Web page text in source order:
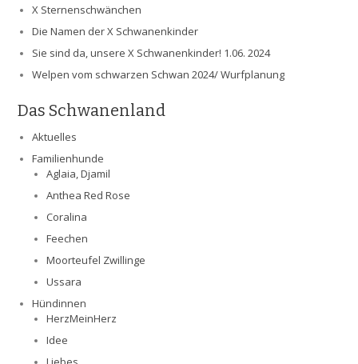
X Sternenschwänchen
Die Namen der X Schwanenkinder
Sie sind da, unsere X Schwanenkinder! 1.06. 2024
Welpen vom schwarzen Schwan 2024/ Wurfplanung
Das Schwanenland
Aktuelles
Familienhunde
Aglaia, Djamil
Anthea Red Rose
Coralina
Feechen
Moorteufel Zwillinge
Ussara
Hündinnen
HerzMeinHerz
Idee